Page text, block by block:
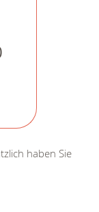
haben Sie